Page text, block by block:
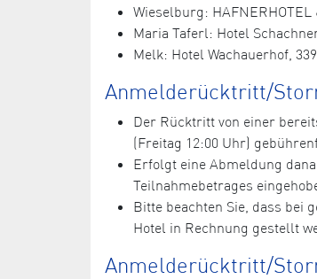
Wieselburg:
Maria Taferl: Hotel
Melk: Hotel Wachauerhof,
Anmelderücktritt/
Der Rücktritt von einer
(Freitag 12:00 Uhr)
Erfolgt eine Abmeldung
Teilnahmebetrages
Bitte beachten Sie, dass bei
Hotel in Rechnung gestellt
Anmelderücktritt/